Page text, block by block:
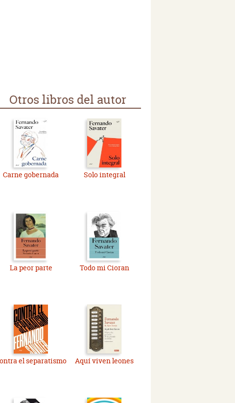
Otros libros del autor
Carne gobernada Solo integral
La peor parte Todo mi Cioran
el separatismo Aquí viven leones